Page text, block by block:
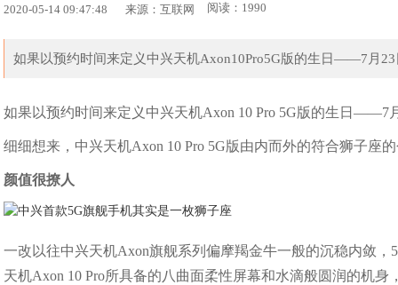
2020-05-14 09:47:48 来源：互联网 阅读：1990
如果以预约时间来定义中兴天机Axon10Pro5G版的生日——7月
如果以预约时间来定义中兴天机Axon 10 Pro 5G版的生日——7
细细想来，中兴天机Axon 10 Pro 5G版由内而外的符合狮子座
颜值很撩人
一改以往中兴天机Axon旗舰系列偏摩羯金牛一般的沉稳内敛
天机Axon 10 Pro所具备的八曲面柔性屏幕和水滴般圆润的机